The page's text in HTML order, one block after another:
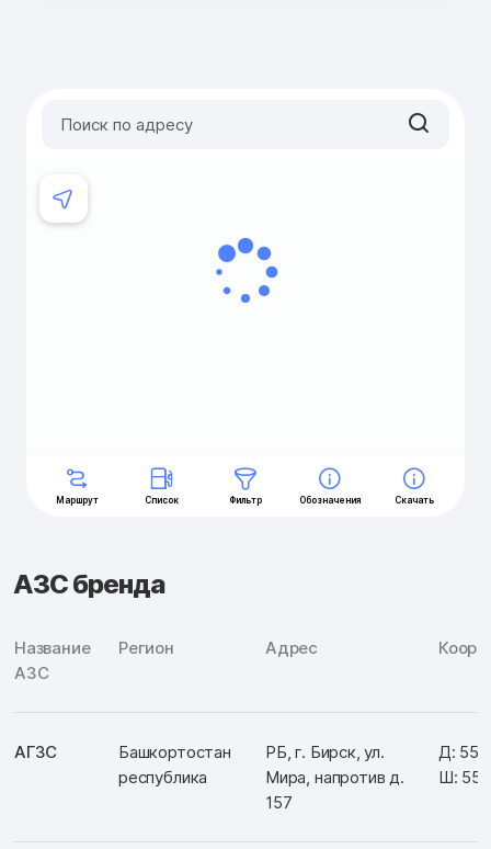
АЗС бренда
Название
АЗС
Регион Адрес
АГЗС
Башкортостан
республика
РБ, г. Бирск, ул.
Мира, напротив д.
157
Д:
Ш: